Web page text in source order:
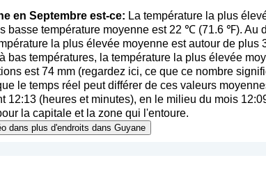
en Septembre est-ce: La température la plus
température moyenne est 22 ℃ (71.6 ℉). Au
la plus élevée moyenne est autour de
bas températures, la température la plus élevée
est 74 mm (regardez ici, ce que ce nombre
le temps réel peut différer de ces valeurs
12:13 (heures et minutes), en le milieu du mois
la capitale et la zone qui l'entoure.
dans plus d'endroits dans Guyane